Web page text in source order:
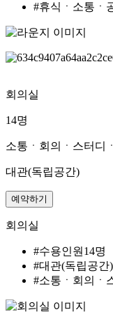
#휴식ㆍ소통ㆍ
회의실
14명
소통ㆍ회의ㆍ스터디
대관(독립공간)
예약하기
회의실
#수용인원14명
#대관(독립공간)
#소통ㆍ회의ㆍ